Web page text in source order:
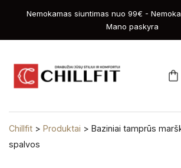
Nemokamas siuntimas nuo 99€ -
Mano paskyra
Chillfit > Produktai > Baziniai tamprūs
spalvos